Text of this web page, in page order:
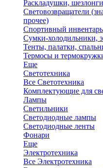
Раскладушки,
Световозвращатели
прочее)
Спортивный инвентарь
Сумки-холодильники,
Тенты, палатки,
Термосы и
Еще
Светотехника
Все Светотехника
Комплектующие для
Лампы
Светильники
Светодиодные лампы
Светодиодные ленты
Фонари
Еще
Электротехника
Все Электротехника